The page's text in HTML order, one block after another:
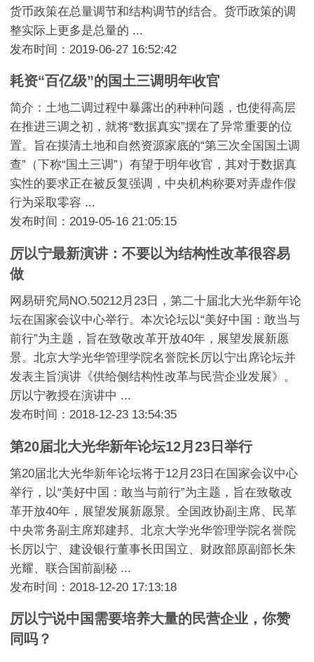
货币政策在总量调节和结构调节的结合。货币政策的调
整实际上更多是总量的 ...
发布时间：2019-06-27 16:52:42
耗资“百亿级”的国土三调明年收官
简介：土地二调过程中暴露出的种种问题，也使得高层
在推进三调之初，就将“数据真实”摆在了异常重要的位
置。旨在摸清土地和自然资源家底的“第三次全国国土调
查”（下称“国土三调”）有望于明年收官，其对于数据真
实性的要求正在被反复强调，中央机构称要对弄虚作假
行为采取零容 ...
发布时间：2019-05-16 21:05:15
厉以宁最新演讲：不要以为结构性改革很容易
做
网易研究局NO.50212月23日，第二十届北大光华新年论
坛在国家会议中心举行。本次论坛以“美好中国：敢当与
前行”为主题，旨在致敬改革开放40年，展望发展新愿
景。北京大学光华管理学院名誉院长厉以宁出席论坛并
发表主旨演讲《供给侧结构性改革与民营企业发展》。
厉以宁教授在演讲中 ...
发布时间：2018-12-23 13:54:35
第20届北大光华新年论坛12月23日举行
第20届北大光华新年论坛将于12月23日在国家会议中心
举行，以“美好中国：敢当与前行”为主题，旨在致敬改
革开放40年，展望发展新愿景。全国政协副主席、民革
中央常务副主席郑建邦、北京大学光华管理学院名誉院
长厉以宁、建设银行董事长田国立、财政部原副部长朱
光耀、联合国前副秘 ...
发布时间：2018-12-20 17:13:18
厉以宁说中国需要培养大量的民营企业，你赞
同吗？